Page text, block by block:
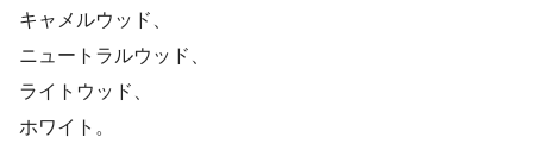
キャメルウッド、
ニュートラルウッド、
ライトウッド、
ホワイト。